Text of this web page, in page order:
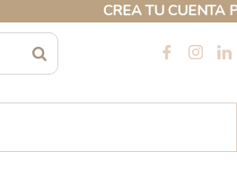
CREA TU CUENTA